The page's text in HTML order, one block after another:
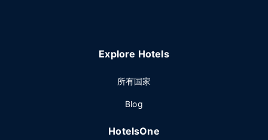
Explore Hotels
所有国家
Blog
HotelsOne